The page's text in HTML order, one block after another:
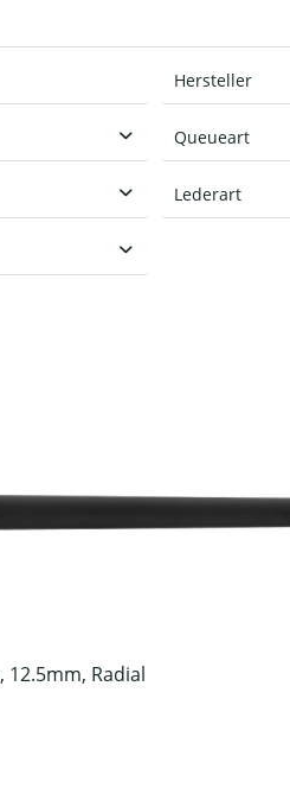
Hersteller
AceDragon
Queueart
Spielqueue
Lederart
Radial